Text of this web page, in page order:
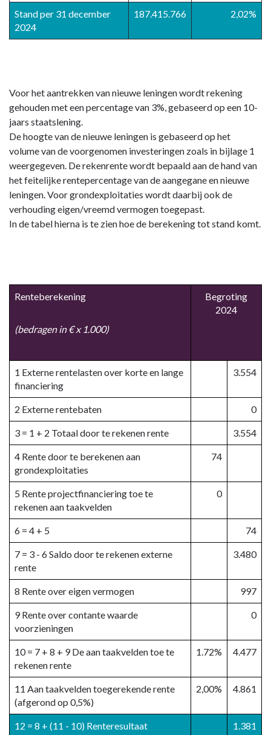
Stand per 31 december
2024
187.415.766 2,02%
Voor het aantrekken van nieuwe leningen wordt rekening
gehouden met een percentage van 3%, gebaseerd op een 10-
jaars staatslening.
De hoogte van de nieuwe leningen is gebaseerd op het
volume van de voorgenomen investeringen zoals in bijlage 1
weergegeven. De rekenrente wordt bepaald aan de hand van
het feitelijke rentepercentage van de aangegane en nieuwe
leningen. Voor grondexploitaties wordt daarbij ook de
verhouding eigen/vreemd vermogen toegepast.
In de tabel hierna is te zien hoe de berekening tot stand komt.
Renteberekening
(bedragen in € x 1.000)
Begroting
2024
1 Externe rentelasten over korte en lange
financiering
3.554
2 Externe rentebaten 0
3 = 1 + 2 Totaal door te rekenen rente 3.554
4 Rente door te berekenen aan
grondexploitaties
74
5 Rente projectfinanciering toe te
rekenen aan taakvelden
0
6 = 4 + 5 74
7 = 3 - 6 Saldo door te rekenen externe
rente
3.480
8 Rente over eigen vermogen 997
9 Rente over contante waarde
voorzieningen
0
10 = 7 + 8 + 9 De aan taakvelden toe te
rekenen rente
1.72% 4.477
11 Aan taakvelden toegerekende rente
(afgerond op 0,5%)
2,00% 4.861
12 = 8 + (11 - 10) Renteresultaat 1.381